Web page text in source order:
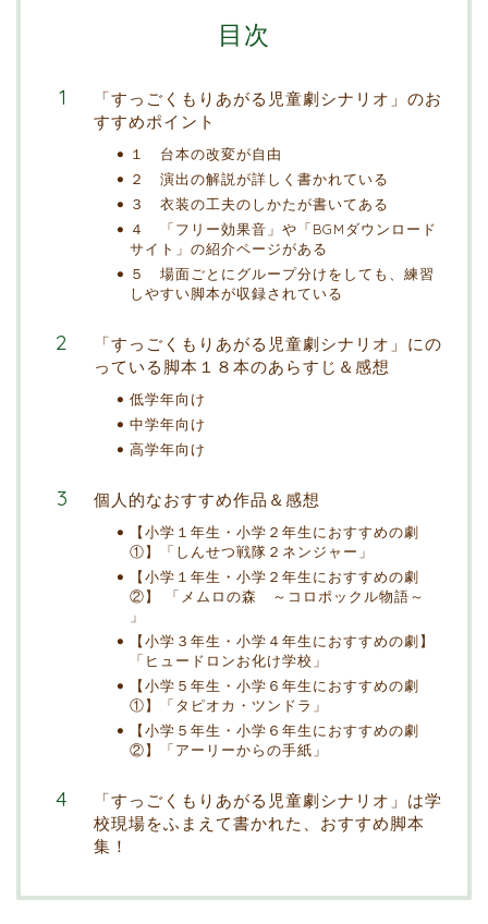
目次
「すっごくもりあがる児童劇シナリオ」のお
すすめポイント
１ 台本の改変が自由
２ 演出の解説が詳しく書かれている
３ 衣装の工夫のしかたが書いてある
４ 「フリー効果音」や「BGMダウンロード
サイト」の紹介ページがある
５ 場面ごとにグループ分けをしても、練習
しやすい脚本が収録されている
「すっごくもりあがる児童劇シナリオ」にの
っている脚本１８本のあらすじ＆感想
低学年向け
中学年向け
高学年向け
個人的なおすすめ作品＆感想
【小学１年生・小学２年生におすすめの劇
①】「しんせつ戦隊２ネンジャー」
【小学１年生・小学２年生におすすめの劇
②】 「メムロの森 ～コロポックル物語～
」
【小学３年生・小学４年生におすすめの劇】
「ヒュードロンお化け学校」
【小学５年生・小学６年生におすすめの劇
①】「タピオカ・ツンドラ」
【小学５年生・小学６年生におすすめの劇
②】「アーリーからの手紙」
「すっごくもりあがる児童劇シナリオ」は学
校現場をふまえて書かれた、おすすめ脚本
集！